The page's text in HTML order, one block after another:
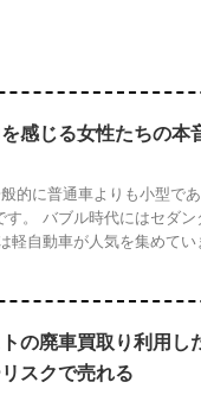
感じる女性たちの本
的に普通車よりも小型で
。 バブル時代にはセダ
軽自動車が人気を集めて
の廃車買取り利用し
スクで売れる